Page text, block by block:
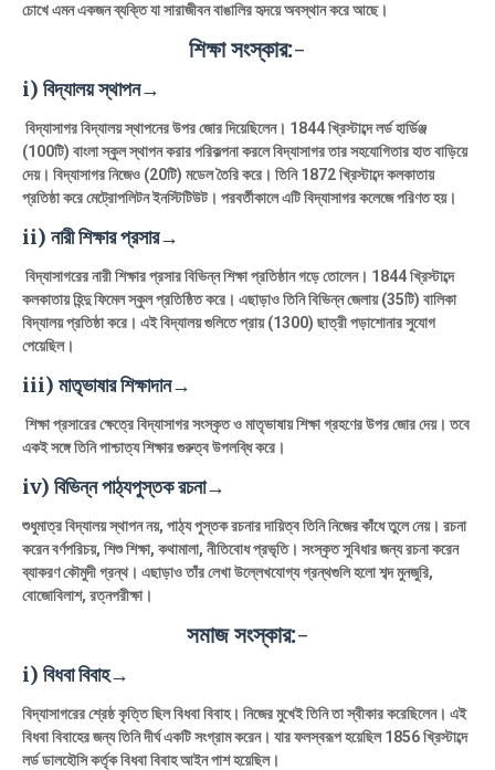
চোখে এমন একজন ব্যক্তি যা সারাজীবন বাঙালির হৃদয়ে অবস্থান করে আছে।
শিক্ষা সংস্কার:-
i) বিদ্যালয় স্থাপন→
বিদ্যাসাগর বিদ্যালয় স্থাপনের উপর জোর দিয়েছিলেন। 1844 খ্রিস্টাব্দে লর্ড হার্ডিঞ্জ
(100টি) বাংলা স্কুল স্থাপন করার পরিকল্পনা করলে বিদ্যাসাগর তার সহযোগিতার হাত বাড়িয়ে
দেয়। বিদ্যাসাগর নিজেও (20টি) মডেল তৈরি করে। তিনি 1872 খ্রিস্টাব্দে কলকাতায়
প্রতিষ্ঠা করে মেট্রোপলিটন ইনস্টিটিউট। পরবর্তীকালে এটি বিদ্যাসাগর কলেজে পরিণত হয়।
ii) নারী শিক্ষার প্রসার→
বিদ্যাসাগরের নারী শিক্ষার প্রসার বিভিন্ন শিক্ষা প্রতিষ্ঠান গড়ে তোলেন। 1844 খ্রিস্টাব্দে
কলকাতায় হিন্দু ফিমেল স্কুল প্রতিষ্ঠিত করে। এছাড়াও তিনি বিভিন্ন জেলায় (35টি) বালিকা
বিদ্যালয় প্রতিষ্ঠা করে। এই বিদ্যালয় গুলিতে প্রায় (1300) ছাত্রী পড়াশোনার সুযোগ
পেয়েছিল।
iii) মাতৃভাষার শিক্ষাদান→
শিক্ষা প্রসারের ক্ষেত্রে বিদ্যাসাগর সংস্কৃত ও মাতৃভাষায় শিক্ষা গ্রহণের উপর জোর দেয়। তবে
একই সঙ্গে তিনি পাশ্চাত্য শিক্ষার গুরুত্ব উপলব্ধি করে।
iv) বিভিন্ন পাঠ্যপুস্তক রচনা→
শুধুমাত্র বিদ্যালয় স্থাপন নয়, পাঠ্য পুস্তক রচনার দায়িত্ব তিনি নিজের কাঁধে তুলে নেয়। রচনা
করেন বর্ণপরিচয়, শিশু শিক্ষা, কথামালা, নীতিবোধ প্রভৃতি। সংস্কৃত সুবিধার জন্য রচনা করেন
ব্যাকরণ কৌমুদী গ্রন্থ। এছাড়াও তাঁর লেখা উল্লেখযোগ্য গ্রন্থগুলি হলো শব্দ মুনজুরি,
বোজোবিলাশ, রত্নপরীক্ষা।
সমাজ সংস্কার:-
i) বিধবা বিবাহ→
বিদ্যাসাগরের শ্রেষ্ঠ কৃত্তি ছিল বিধবা বিবাহ। নিজের মুখেই তিনি তা স্বীকার করেছিলেন। এই
বিধবা বিবাহের জন্য তিনি দীর্ঘ একটি সংগ্রাম করেন। যার ফলস্বরূপ হয়েছিল 1856 খ্রিস্টাব্দে
লর্ড ডালহৌসি কর্তৃক বিধবা বিবাহ আইন পাশ হয়েছিল।